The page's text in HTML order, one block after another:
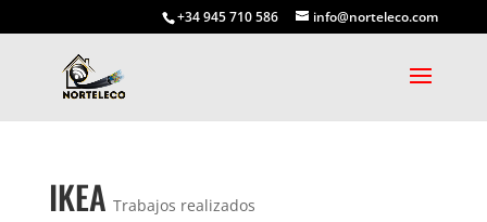
+34 945 710 586 info@norteleco.com
IKEA Trabajos realizados